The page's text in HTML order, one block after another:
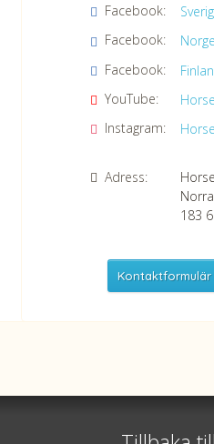
Jag samtycker till
Läs vår dataskyddspolicy här
Facebook:
Facebook:
Norge
Facebook:
YouTube:
Instagram:
Adress:
183
Kontaktformulär
Telefon+46